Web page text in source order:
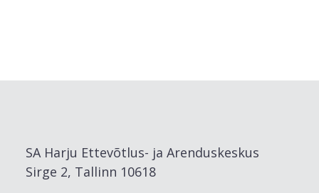
SA Harju Ettevõtlus- ja Arenduskeskus
Sirge 2, Tallinn 10618